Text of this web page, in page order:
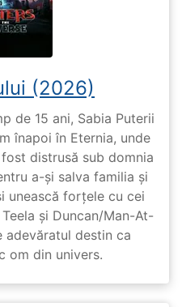
(2026)
de 15 ani, Sabia Puterii
înapoi în Eternia, unde
distrusă sub domnia
a-și salva familia și
unească forțele cu cei
și Duncan/Man-At-
adevăratul destin ca
om din univers.